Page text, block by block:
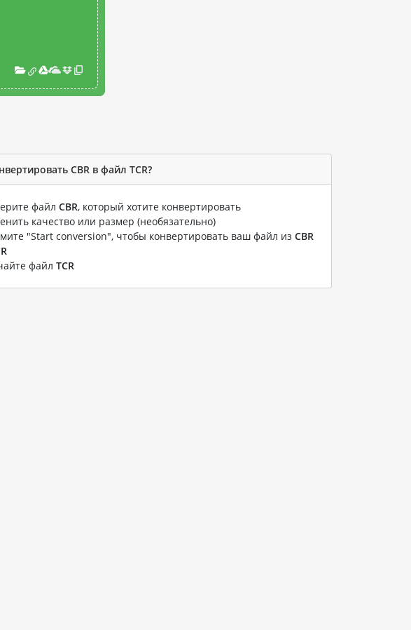
CBR в файл TCR?
файл CBR, который хотите конвертировать
качество или размер (необязательно)
"Start conversion", чтобы конвертировать ваш файл из CBR
файл TCR